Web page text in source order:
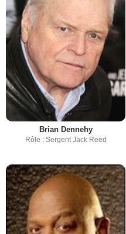
Brian Dennehy
Rôle : Sergent Jack Reed